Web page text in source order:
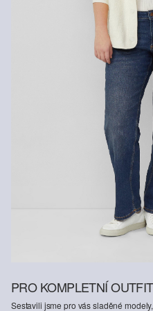
PRO KOMPLETNÍ OUTFIT
Sestavili jsme pro vás sladěné